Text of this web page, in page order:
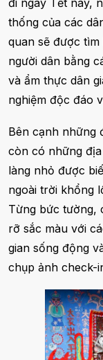
thống của các
quan sẽ được
người dân bằng
và ẩm thực dân
nghiệm độc đáo
Bên cạnh những
còn có những
làng nhỏ được
ngoài trời khổng
Từng bức tường,
rỡ sắc màu với
gian sống động
chụp ảnh check-